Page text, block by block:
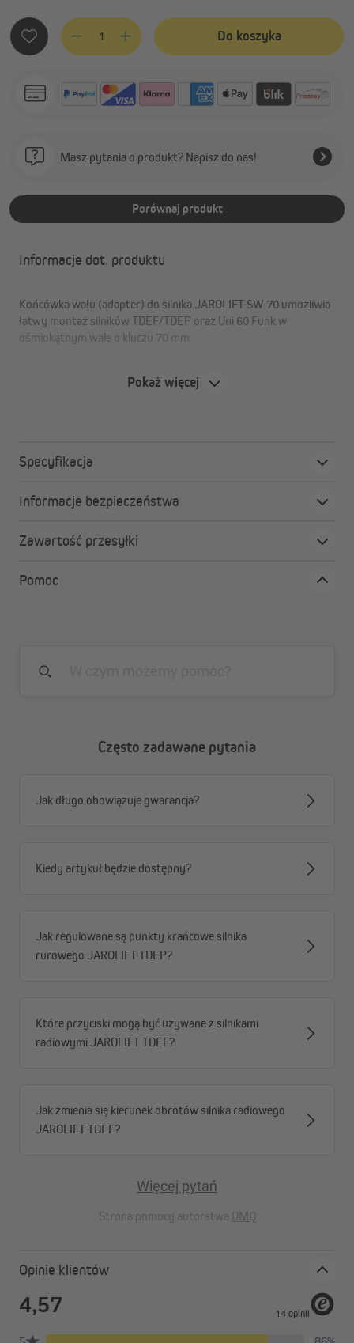
Ilość produktu: Wprowadź żądaną ilość lub użyj
Do koszyka
Masz pytania o produkt? Napisz do nas!
Porównaj produkt
Informacje dot. produktu
Końcówka wału (adapter) do silnika JAROLIFT SW 70 umożliwia
łatwy montaż silników TDEF/TDEP oraz Uni 60 Funk w
ośmiokątnym wale o kluczu 70 mm.
Pokaż więcej
Specyfikacja
Informacje bezpieczeństwa
Zawartość przesyłki
Pomoc
Często zadawane pytania
Jak długo obowiązuje gwarancja?
Kiedy artykuł będzie dostępny?
Jak regulowane są punkty krańcowe silnika
rurowego JAROLIFT TDEP?
Które przyciski mogą być używane z silnikami
radiowymi JAROLIFT TDEF?
Jak zmienia się kierunek obrotów silnika radiowego
JAROLIFT TDEF?
Więcej pytań
Strona pomocy autorstwa OMQ
Opinie klientów